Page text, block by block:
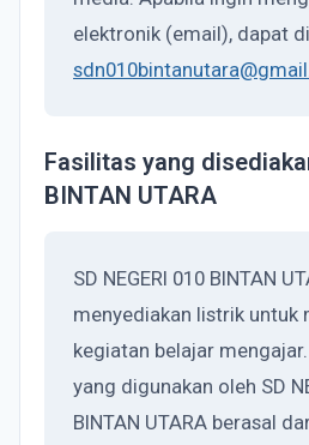
elektronik (email), dapat
Fasilitas yang
BINTAN UTARA
SD NEGERI 010 BINTAN
menyediakan listrik untuk
kegiatan belajar
yang digunakan oleh SD
BINTAN UTARA berasal